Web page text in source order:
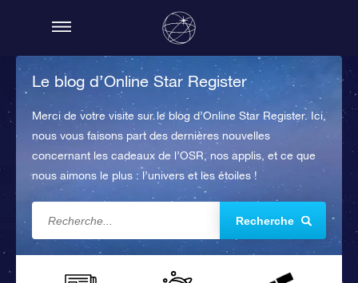
Le blog d’Online Star Register
Merci de votre visite sur le blog d’Online Star Register. Ici,
nous vous faisons part des dernières nouvelles
concernant les cadeaux de l’OSR, nos applis, et ce que
nous aimons le plus : l’univers et les étoiles !
Recherche